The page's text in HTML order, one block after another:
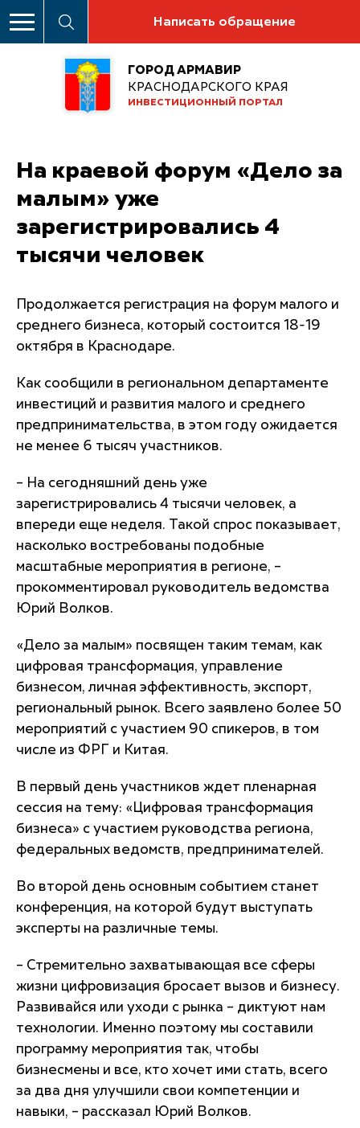
Написать обращение
ГОРОД АРМАВИР
КРАСНОДАРСКОГО КРАЯ
ИНВЕСТИЦИОННЫЙ ПОРТАЛ
На краевой форум «Дело за
малым» уже
зарегистрировались 4
тысячи человек
Продолжается регистрация на форум малого и
среднего бизнеса, который состоится 18-19
октября в Краснодаре.
Как сообщили в региональном департаменте
инвестиций и развития малого и среднего
предпринимательства, в этом году ожидается
не менее 6 тысяч участников.
– На сегодняшний день уже
зарегистрировались 4 тысячи человек, а
впереди еще неделя. Такой спрос показывает,
насколько востребованы подобные
масштабные мероприятия в регионе, –
прокомментировал руководитель ведомства
Юрий Волков.
«Дело за малым» посвящен таким темам, как
цифровая трансформация, управление
бизнесом, личная эффективность, экспорт,
региональный рынок. Всего заявлено более 50
мероприятий с участием 90 спикеров, в том
числе из ФРГ и Китая.
В первый день участников ждет пленарная
сессия на тему: «Цифровая трансформация
бизнеса» с участием руководства региона,
федеральных ведомств, предпринимателей.
Во второй день основным событием станет
конференция, на которой будут выступать
эксперты на различные темы.
– Стремительно захватывающая все сферы
жизни цифровизация бросает вызов и бизнесу.
Развивайся или уходи с рынка – диктуют нам
технологии. Именно поэтому мы составили
программу мероприятия так, чтобы
бизнесмены и все, кто хочет ими стать, всего
за два дня улучшили свои компетенции и
навыки, – рассказал Юрий Волков.